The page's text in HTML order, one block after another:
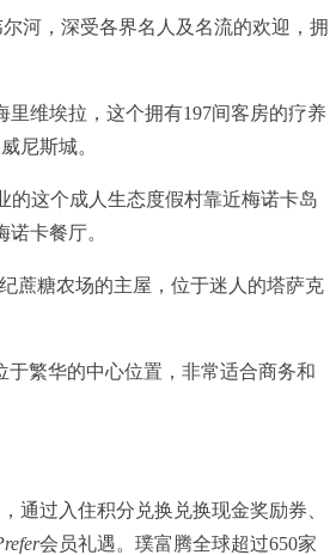
河，深受各界名人及名流的欢迎，拥
里维埃拉，这个拥有197间客房的疗养
尼斯城。
的这个成人生态度假村靠近梅诺卡岛
卡餐厅。
蔗糖农场的主屋，位于迷人的塔萨克
于繁华的中心位置，非常适合商务和
通过入住积分兑换兑换现金奖励券、
会员礼遇。璞富腾全球超过650家